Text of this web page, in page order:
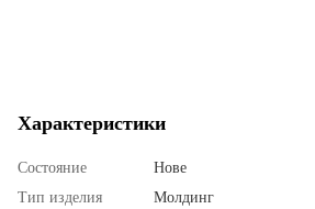
Характеристики
Состояние
Нове
Тип изделия
Молдинг